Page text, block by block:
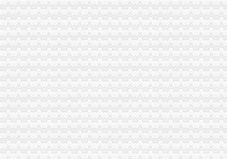
【联合汽车电子（UAES）据说在柳州开分公司了么？请问用的什么设